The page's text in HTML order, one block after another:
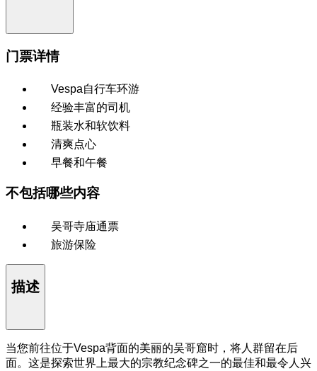
门票详情
Vespa自行车环游
经验丰富的司机
瓶装水和软饮料
清爽点心
早餐和午餐
不包括哪些内容
吴哥寺庙通票
旅游保险
描述
当您前往位于Vespa背面的美丽的吴哥窟时，将人群留在后
面。这是探索世界上最大的宗教纪念碑之一的最佳和最令人兴